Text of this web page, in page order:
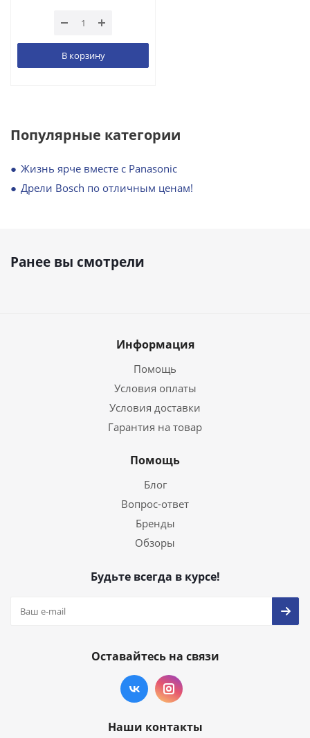
В корзину
Популярные категории
Жизнь ярче вместе с Panasonic
Дрели Bosch по отличным ценам!
Ранее вы смотрели
Информация
Помощь
Условия оплаты
Условия доставки
Гарантия на товар
Помощь
Блог
Вопрос-ответ
Бренды
Обзоры
Будьте всегда в курсе!
Оставайтесь на связи
Наши контакты